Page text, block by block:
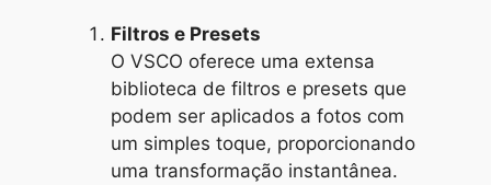
Filtros e Presets
O VSCO oferece uma extensa
biblioteca de filtros e presets que
podem ser aplicados a fotos com
um simples toque, proporcionando
uma transformação instantânea.